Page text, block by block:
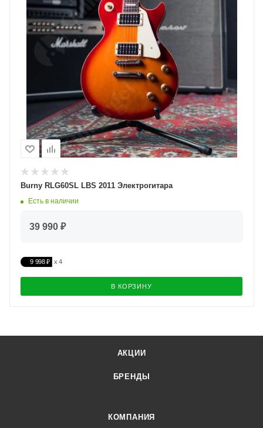
Burny RLG60SL LBS 2011 Электрогитара
Есть в наличии
39 990 ₽
9 998 ₽
В КОРЗИНУ
АКЦИИ
БРЕНДЫ
КОМПАНИЯ